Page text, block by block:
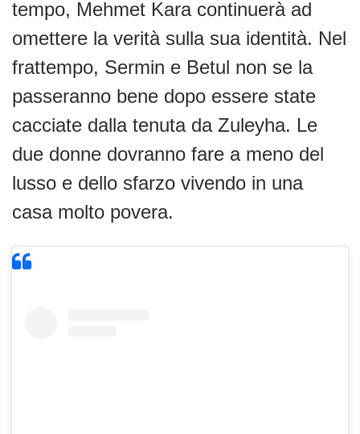
tempo, Mehmet Kara continuerà ad
omettere la verità sulla sua identità. Nel
frattempo, Sermin e Betul non se la
passeranno bene dopo essere state
cacciate dalla tenuta da Zuleyha. Le
due donne dovranno fare a meno del
lusso e dello sfarzo vivendo in una
casa molto povera.